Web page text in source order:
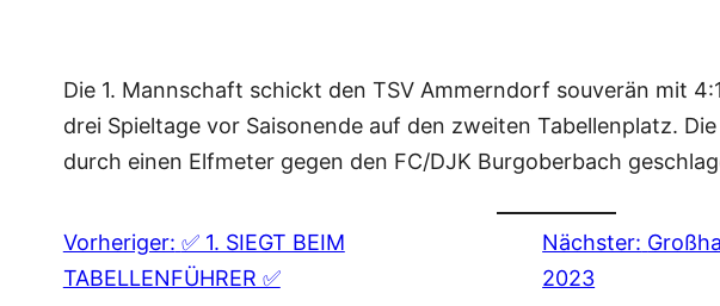
Die 1. Mannschaft schickt den TSV Ammerndorf souverän mit
drei Spieltage vor Saisonende auf den zweiten Tabellenplatz.
durch einen Elfmeter gegen den FC/DJK Burgoberbach
Vorheriger: ✅ 1. SIEGT BEIM
TABELLENFÜHRER ✅
Nächster:
2023